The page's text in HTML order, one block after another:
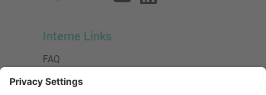
Interne Links
FAQ
Datenschutzerklärung